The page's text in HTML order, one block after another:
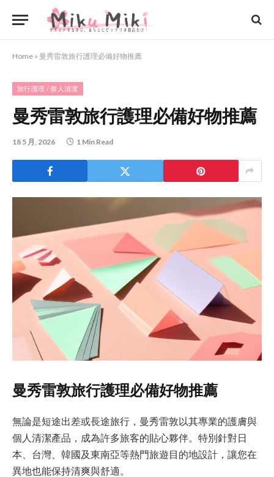
Home » 曼秀雷敦旅行護理必備好物推薦
旅行護理 / 個人清潔
曼秀雷敦旅行護理必備好物推薦
18 5 月, 2026 1 Min Read
曼秀雷敦旅行護理必備好物推薦
無論是短途出差或長途旅行，曼秀雷敦以其專業的護膚與
個人清潔產品，成為許多旅客的貼心夥伴。特別針對日
本、台灣、韓國及東南亞等熱門旅遊目的地設計，讓您在
異地也能保持清爽與舒適。